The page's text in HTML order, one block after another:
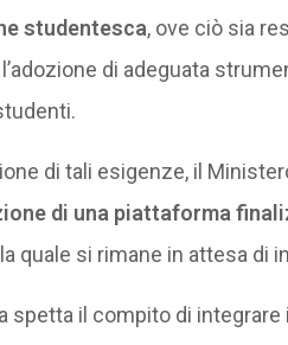
studentesca, ove ciò sia
di adeguata
di tali esigenze, il
di una piattaforma
quale si rimane in attesa di
spetta il compito di